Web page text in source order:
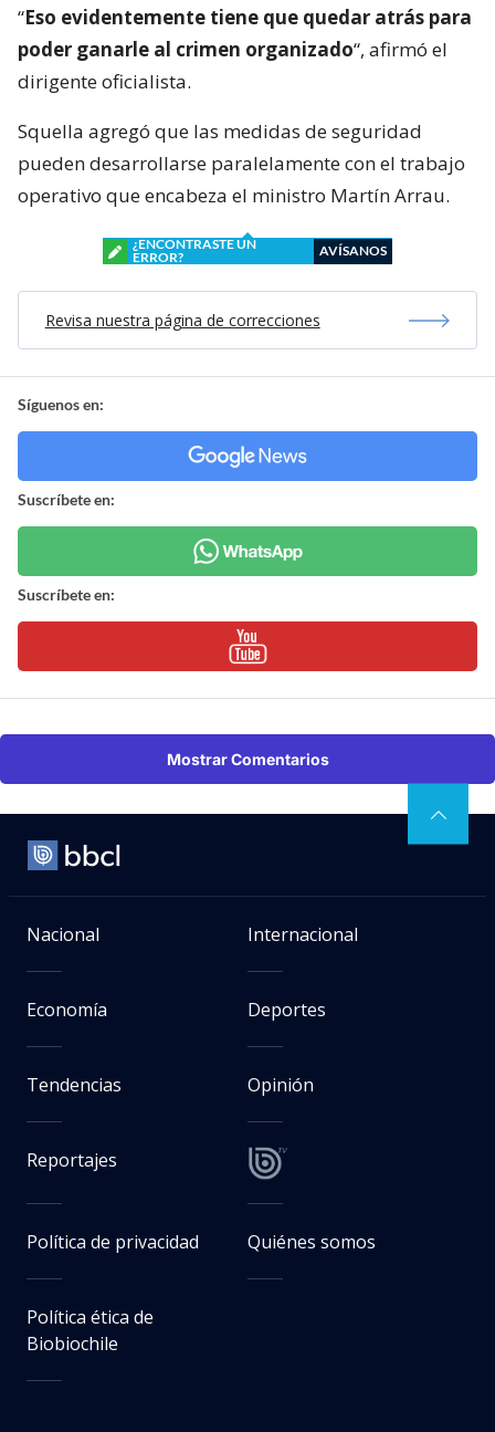
“Eso evidentemente tiene que quedar atrás para
poder ganarle al crimen organizado“, afirmó el
dirigente oficialista.
Squella agregó que las medidas de seguridad
pueden desarrollarse paralelamente con el trabajo
operativo que encabeza el ministro Martín Arrau.
¿ENCONTRASTE UN
ERROR?
AVÍSANOS
Revisa nuestra página de correcciones
Síguenos en:
Suscríbete en:
Suscríbete en:
Mostrar Comentarios
Nacional Internacional
Economía Deportes
Tendencias Opinión
Reportajes
Política de privacidad Quiénes somos
Política ética de
Biobiochile